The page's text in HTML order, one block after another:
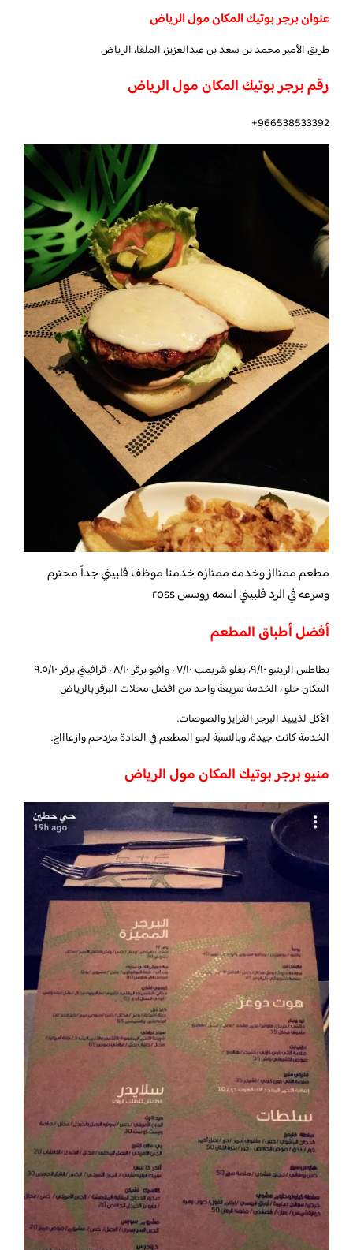
عنوان برجر بوتيك المكان مول الرياض
طريق الأمير محمد بن سعد بن عبدالعزيز، الملقا، الرياض
رقم برجر بوتيك المكان مول الرياض
966538533392+
مطعم ممتااز وخدمه ممتازه خدمنا موظف فلبيني جداً محترم
وسرعه في الرد فلبيني اسمه روسس ross
أفضل أطباق المطعم
بطاطس الرينبو ٩/١٠، بفلو شريمب ٧/١٠ ، واقيو برقر ٨/١٠ ، قرافيتي برقر ٩.٥/١٠
المكان حلو ، الخدمة سريعة واحد من افضل محلات البرقر بالرياض
الأكل لذيييذ البرجر الفرايز والصوصات.
الخدمة كانت جيدة، وبالنسبة لجو المطعم في العادة مزدحم وازعاااج.
منيو برجر بوتيك المكان مول الرياض